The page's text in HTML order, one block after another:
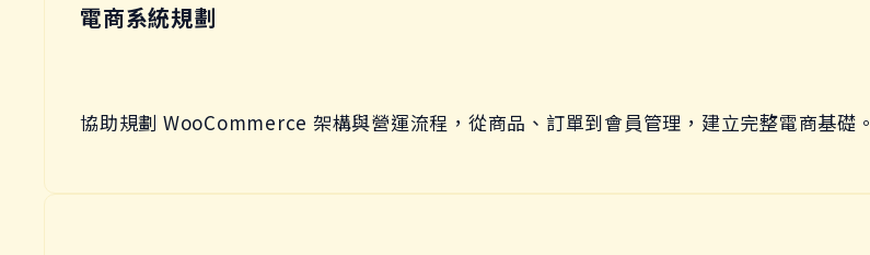
電商系統規劃
協助規劃 WooCommerce 架構與營運流程，從商品、訂單到會員管理，建立完整電商基礎。